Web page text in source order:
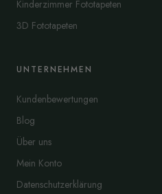
Kinderzimmer Fototapeten
3D Fototapeten
UNTERNEHMEN
Kundenbewertungen
Blog
Über uns
Mein Konto
Datenschutzerklärung